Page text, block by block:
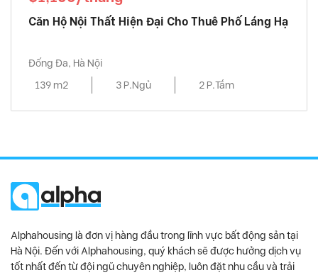
Căn Hộ Nội Thất Hiện Đại Cho Thuê Phố Láng Hạ
Đống Đa, Hà Nội
139 m2
3 P.Ngủ 2 P.Tắm
Alphahousing là đơn vị hàng đầu trong lĩnh vực bất động sản tại
Hà Nội. Đến với Alphahousing, quý khách sẽ được hưởng dịch vụ
tốt nhất đến từ đội ngũ chuyên nghiệp, luôn đặt nhu cầu và trải